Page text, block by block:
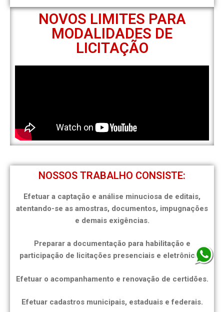
NOVOS LIMITES PARA
MODALIDADES DE
LICITAÇÃO
NOSSOS TRABALHO CONSISTE:
Efetuar a captação e análise minuciosa de editais,
atentando-se as amostras, documentos, impugnações
e demais exigências.
Preparar a documentação para habilitação e
participação de licitações presenciais e eletrônicas.
Efetuar o acompanhamento e renovação de certidões.
Efetuar cadastros municipais, estaduais e federais.